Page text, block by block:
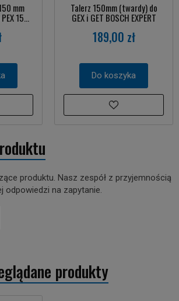
mm
15...
Talerz 150mm (twardy) do
GEX i GET BOSCH EXPERT
189,00 zł
Do koszyka
produktu. Nasz zespół z przyjemnością
odpowiedzi na zapytanie.
produkty